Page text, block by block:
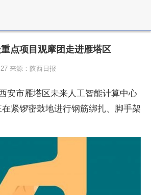
点项目观摩团走进雁塔区
来源：陕西日报
安市雁塔区未来人工智能计算中心
紧锣密鼓地进行钢筋绑扎、脚手架